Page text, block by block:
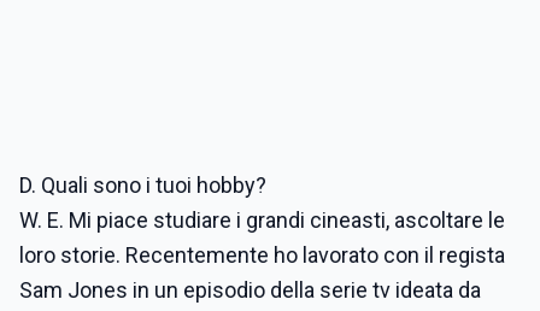
D. Quali sono i tuoi hobby?
W. E. Mi piace studiare i grandi cineasti, ascoltare le
loro storie. Recentemente ho lavorato con il regista
Sam Jones in un episodio della serie tv ideata da